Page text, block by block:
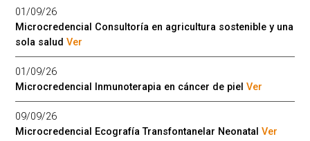
01/09/26
Microcredencial Consultoría en agricultura sostenible y una
sola saludVer
01/09/26
Microcredencial Inmunoterapia en cáncer de pielVer
09/09/26
Microcredencial Ecografía Transfontanelar NeonatalVer